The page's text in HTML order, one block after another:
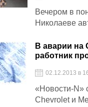
Вечером в
Николаеве
В аварии на
работник
02.12.2013 в
«Новости-N»
Chevrolet и